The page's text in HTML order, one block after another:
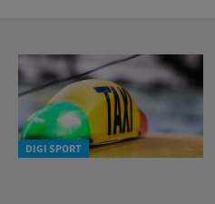
DIGI SPORT